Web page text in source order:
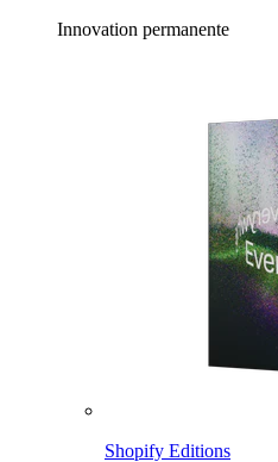
Innovation permanente
Shopify Editions